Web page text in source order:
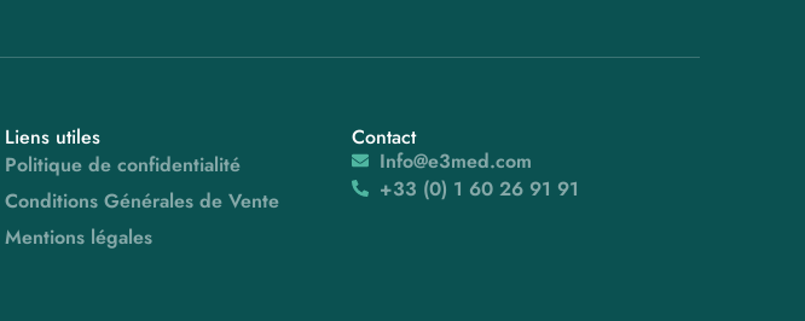
Liens utiles
Politique de confidentialité
Conditions Générales de Vente
Mentions légales
Contact
Info@e3med.com
+33 (0) 1 60 26 91 91